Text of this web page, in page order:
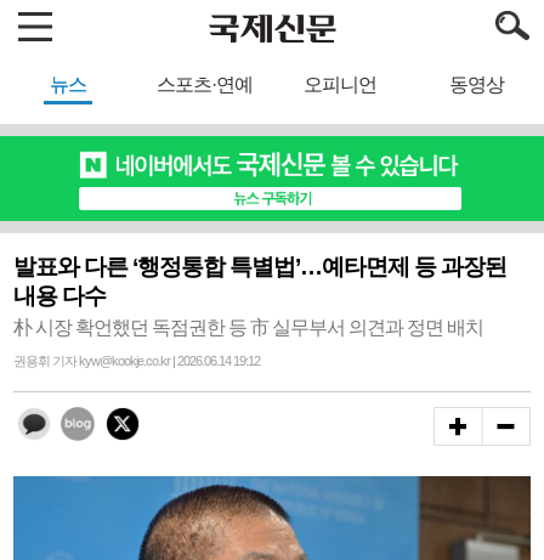
뉴스 스포츠·연예 오피니언 동영상
발표와 다른 ‘행정통합 특별법’…예타면제 등 과장된
내용 다수
朴 시장 확언했던 독점권한 등 市 실무부서 의견과 정면 배치
권용휘 기자 kyw@kookje.co.kr | 2026.06.14 19:12